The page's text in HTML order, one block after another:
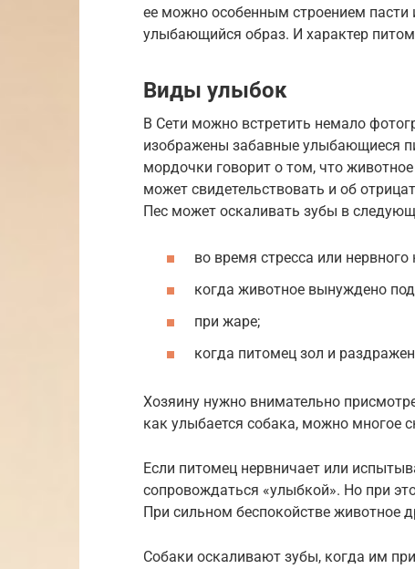
ее можно особенным строением пасти
улыбающийся образ. И характер
Виды улыбок
В Сети можно встретить немало
изображены забавные улыбающиеся
мордочки говорит о том, что
может свидетельствовать и об
Пес может оскаливать зубы в
во время стресса или
когда животное вынуждено
при жаре;
когда питомец зол и
Хозяину нужно внимательно
как улыбается собака, можно многое
Если питомец нервничает или
сопровождаться «улыбкой». Но при
При сильном беспокойстве животное
Собаки оскаливают зубы, когда им